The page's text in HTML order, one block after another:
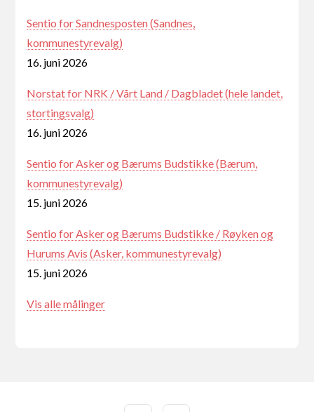
Sentio for Sandnesposten (Sandnes,
kommunestyrevalg)
16. juni 2026
Norstat for NRK / Vårt Land / Dagbladet (hele landet,
stortingsvalg)
16. juni 2026
Sentio for Asker og Bærums Budstikke (Bærum,
kommunestyrevalg)
15. juni 2026
Sentio for Asker og Bærums Budstikke / Røyken og
Hurums Avis (Asker, kommunestyrevalg)
15. juni 2026
Vis alle målinger